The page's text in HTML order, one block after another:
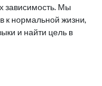
зависимость. Мы
нормальной жизни,
и найти цель в